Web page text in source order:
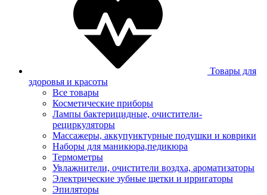
Товары для
здоровья и красоты
Все товары
Косметические приборы
Лампы бактерицидные, очистители-
рециркуляторы
Массажеры, аккупунктурные подушки и коврики
Наборы для маникюра,педикюра
Термометры
Увлажнители, очистители воздха, ароматизаторы
Электрические зубные щетки и ирригаторы
Эпиляторы